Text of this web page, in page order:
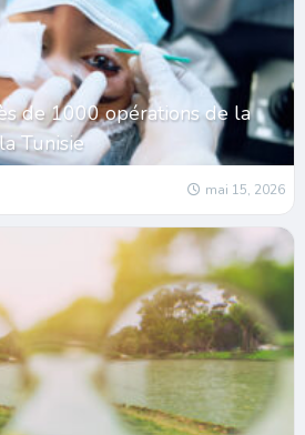
de 1000 opérations de la
Tunisie
mai 15, 2026